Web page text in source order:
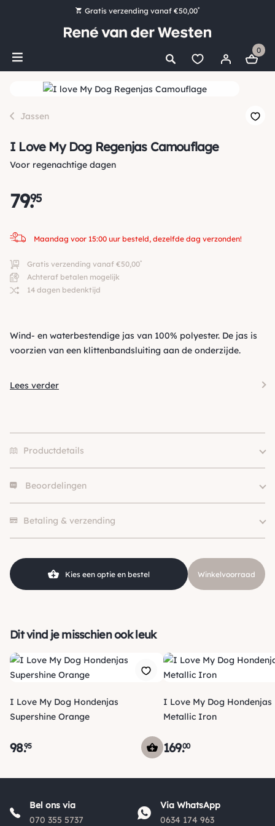
Gratis verzending vanaf €50,00*
Bestel nu, betaal later met Klarna
Ruim 16.000 artikelen op voorraad
0
Jassen
I Love My Dog Regenjas Camouflage
Voor regenachtige dagen
79.
95
Maandag voor 15:00 uur besteld, dezelfde dag verzonden!
Gratis verzending vanaf €50,00*
Achteraf betalen mogelijk
14 dagen bedenktijd
Wind- en waterbestendige jas van 100% polyester. De jas is
voorzien van een klittenbandsluiting aan de onderzijde.
Lees verder
Productdetails
Size
Kleur
Camouflage
Merk
Beoordelingen
Betaling & verzending
Verzending
Je ontvangt een track & trace code van ons zodat je je
pakketje kan volgen. Voor orders tot € 15.00 zijn de
Kies een optie en bestel Winkelvoorraad
Dit vind je misschien ook leuk
I Love My Dog Hondenjas
Supershine Orange
98.95
I Love My Dog Hondenjas
Metallic Iron
169.00
Bel ons via
070 355 5737
Via WhatsApp
0634 174 963